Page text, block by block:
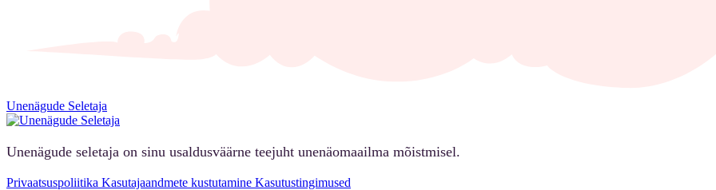
Unenägude Seletaja
Unenägude seletaja on sinu usaldusväärne teejuht unenäomaailma mõistmisel.
Privaatsuspoliitika Kasutajaandmete kustutamine Kasutustingimused